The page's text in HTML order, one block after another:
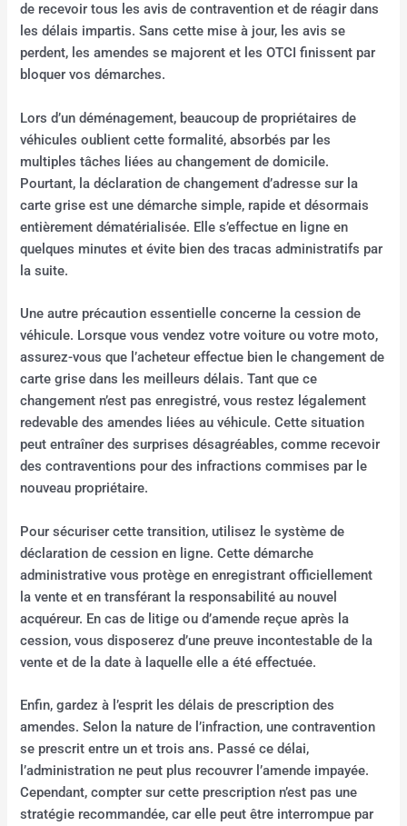
de recevoir tous les avis de contravention et de réagir dans
les délais impartis. Sans cette mise à jour, les avis se
perdent, les amendes se majorent et les OTCI finissent par
bloquer vos démarches.
Lors d’un déménagement, beaucoup de propriétaires de
véhicules oublient cette formalité, absorbés par les
multiples tâches liées au changement de domicile.
Pourtant, la déclaration de changement d’adresse sur la
carte grise est une démarche simple, rapide et désormais
entièrement dématérialisée. Elle s’effectue en ligne en
quelques minutes et évite bien des tracas administratifs par
la suite.
Une autre précaution essentielle concerne la cession de
véhicule. Lorsque vous vendez votre voiture ou votre moto,
assurez-vous que l’acheteur effectue bien le changement de
carte grise dans les meilleurs délais. Tant que ce
changement n’est pas enregistré, vous restez légalement
redevable des amendes liées au véhicule. Cette situation
peut entraîner des surprises désagréables, comme recevoir
des contraventions pour des infractions commises par le
nouveau propriétaire.
Pour sécuriser cette transition, utilisez le système de
déclaration de cession en ligne. Cette démarche
administrative vous protège en enregistrant officiellement
la vente et en transférant la responsabilité au nouvel
acquéreur. En cas de litige ou d’amende reçue après la
cession, vous disposerez d’une preuve incontestable de la
vente et de la date à laquelle elle a été effectuée.
Enfin, gardez à l’esprit les délais de prescription des
amendes. Selon la nature de l’infraction, une contravention
se prescrit entre un et trois ans. Passé ce délai,
l’administration ne peut plus recouvrer l’amende impayée.
Cependant, compter sur cette prescription n’est pas une
stratégie recommandée, car elle peut être interrompue par